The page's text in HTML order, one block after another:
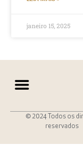
janeiro 15, 2025
© 2024 Todos os
reservados